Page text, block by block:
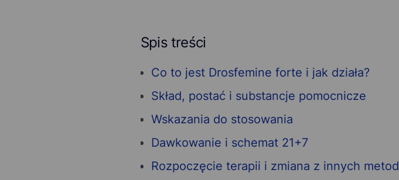
Spis treści
Co to jest Drosfemine forte i jak działa?
Skład, postać i substancje pomocnicze
Wskazania do stosowania
Dawkowanie i schemat 21+7
Rozpoczęcie terapii i zmiana z innych metod